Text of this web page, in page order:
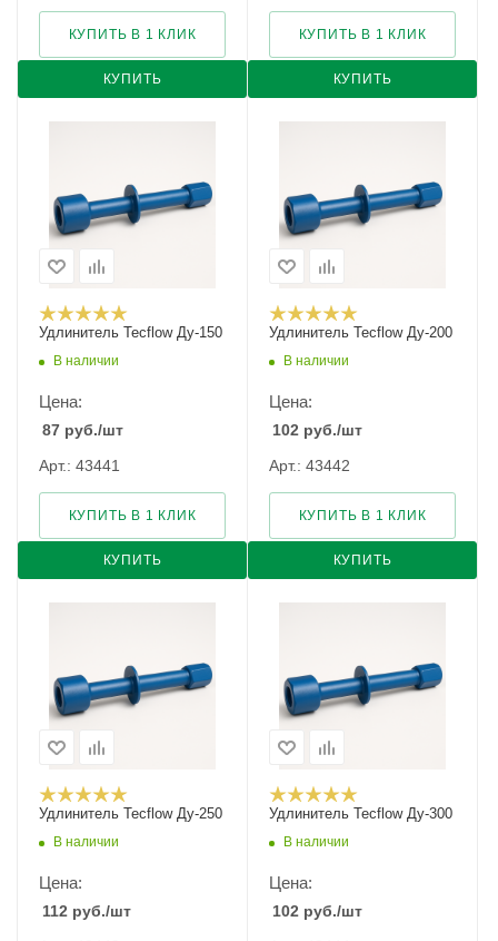
КУПИТЬ
КУПИТЬ В 1 КЛИК
КУПИТЬ
КУПИТЬ В 1 КЛИК
Удлинитель Tecflow Ду-150
В наличии
Цена:
87 руб./шт
Арт.: 43441
КУПИТЬ
КУПИТЬ В 1 КЛИК
Удлинитель Tecflow Ду-200
В наличии
Цена:
102 руб./шт
Арт.: 43442
КУПИТЬ
КУПИТЬ В 1 КЛИК
Удлинитель Tecflow Ду-250
В наличии
Цена:
112 руб./шт
Удлинитель Tecflow Ду-300
В наличии
Цена:
102 руб./шт